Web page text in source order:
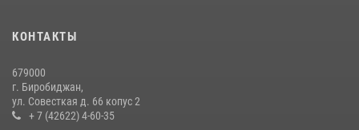
21 июля 2026, 04:18
Росгвардии в ЕАО
08 июля 2026, 04:54
КОНТАКТЫ
679000
г. Биробиджан,
ул. Совесткая д. 66 копус 2
+ 7 (42622) 4-60-35